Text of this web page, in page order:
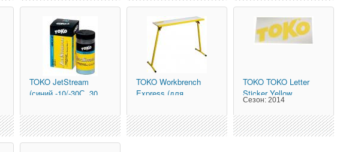
TOKO JetStream
(синий -10/-30С, 30
TOKO Workbrench
Express (для
110x25см)
TOKO TOKO Letter
Sticker Yellow
Сезон:2014